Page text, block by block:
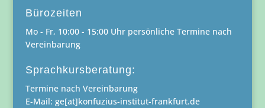
Bürozeiten
Mo - Fr, 10:00 - 15:00 Uhr persönliche Termine nach
Vereinbarung
Sprachkursberatung:
Termine nach Vereinbarung
E-Mail: ge[at]konfuzius-institut-frankfurt.de